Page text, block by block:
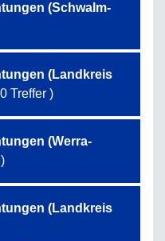
(Schwalm-
(Landkreis
Treffer )
(Werra-
(Landkreis